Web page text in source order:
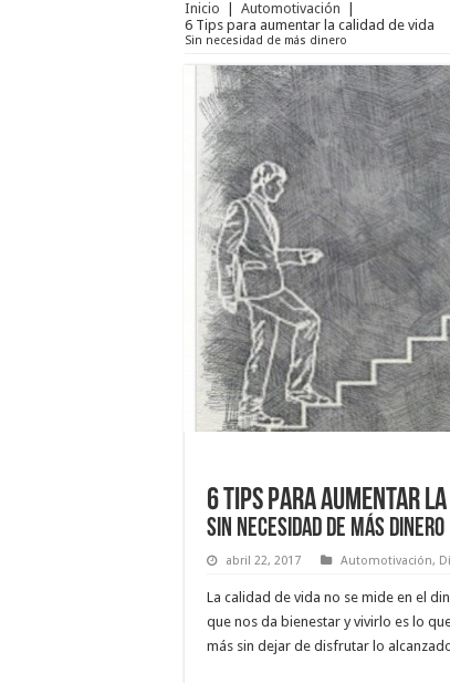
Inicio Automotivación
6 Tips para aumentar la calidad de vida
Sin necesidad de más dinero
6 Tips para aumentar
Sin necesidad de más dinero
abril 22, 2017 Automotivación,
La calidad de vida no se mide en el
que nos da bienestar y vivirlo es lo
más sin dejar de disfrutar lo